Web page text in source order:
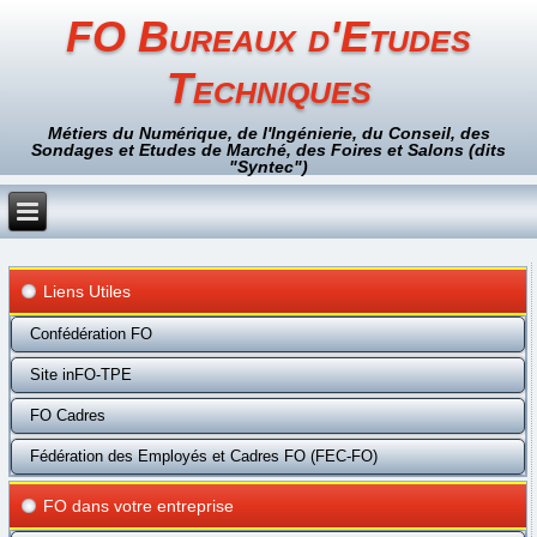
FO Bureaux d'Etudes
Techniques
Métiers du Numérique, de l'Ingénierie, du Conseil, des
Sondages et Etudes de Marché, des Foires et Salons (dits
"Syntec")
Liens Utiles
Confédération FO
Site inFO-TPE
FO Cadres
Fédération des Employés et Cadres FO (FEC-FO)
FO dans votre entreprise